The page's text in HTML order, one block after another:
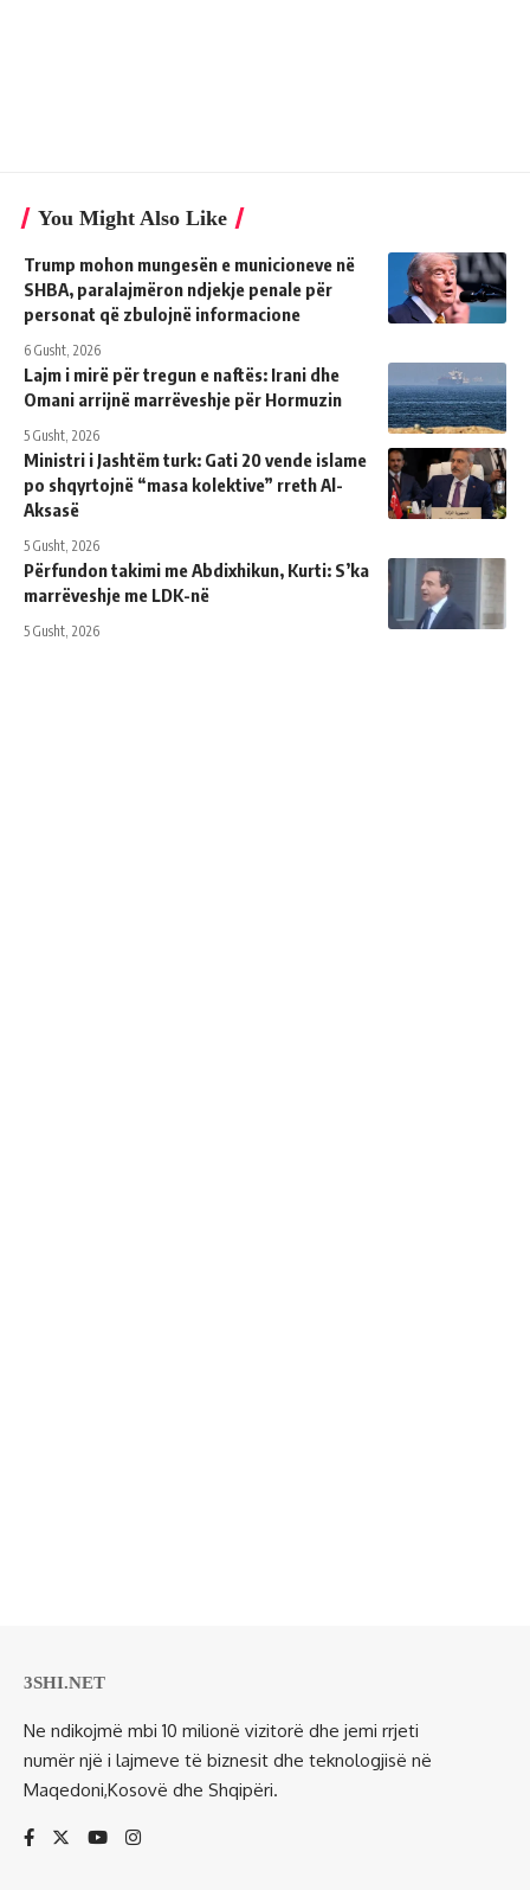
You Might Also Like
Trump mohon mungesën e municioneve në
SHBA, paralajmëron ndjekje penale për
personat që zbulojnë informacione
6 Gusht, 2026
Lajm i mirë për tregun e naftës: Irani dhe
Omani arrijnë marrëveshje për Hormuzin
5 Gusht, 2026
Ministri i Jashtëm turk: ​​Gati 20 vende islame
po shqyrtojnë “masa kolektive” rreth Al-
Aksasë
5 Gusht, 2026
Përfundon takimi me Abdixhikun, Kurti: S’ka
marrëveshje me LDK-në
5 Gusht, 2026
3SHI.NET
Ne ndikojmë mbi 10 milionë vizitorë dhe jemi rrjeti
numër një i lajmeve të biznesit dhe teknologjisë në
Maqedoni,Kosovë dhe Shqipëri.